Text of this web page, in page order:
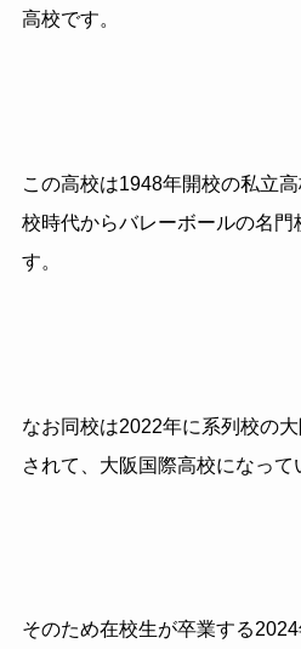
高校です。
この高校は1948年開校の私立
校時代からバレーボールの名門
す。
なお同校は2022年に系列校の
されて、大阪国際高校になって
そのため在校生が卒業する